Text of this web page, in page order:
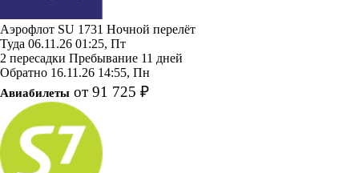
Аэрофлот SU 1731 Ночной перелёт
Туда 06.11.26 01:25, Пт
2 пересадки Пребывание 11 дней
Обратно 16.11.26 14:55, Пн
Авиабилеты от 91 725 ₽